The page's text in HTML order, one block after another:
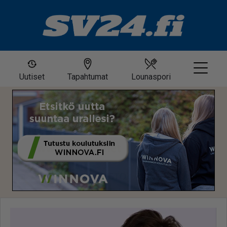
Uutiset Tapahtumat Lounaspori